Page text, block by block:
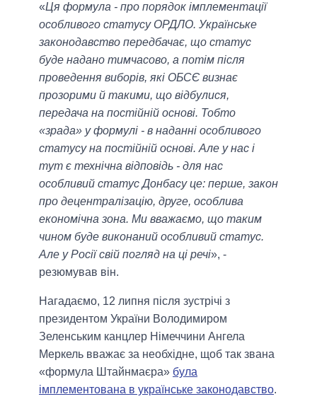
«Ця формула - про порядок імплементації
особливого статусу ОРДЛО. Українське
законодавство передбачає, що статус
буде надано тимчасово, а потім після
проведення виборів, які ОБСЄ визнає
прозорими й такими, що відбулися,
передача на постійній основі. Тобто
«зрада» у формулі - в наданні особливого
статусу на постійній основі. Але у нас і
тут є технічна відповідь - для нас
особливий статус Донбасу це: перше, закон
про децентралізацію, друге, особлива
економічна зона. Ми вважаємо, що таким
чином буде виконаний особливий статус.
Але у Росії свій погляд на ці речі», -
резюмував він.
Нагадаємо, 12 липня після зустрічі з
президентом України Володимиром
Зеленським канцлер Німеччини Ангела
Меркель вважає за необхідне, щоб так звана
«формула Штайнмаєра» була
імплементована в українське законодавство.